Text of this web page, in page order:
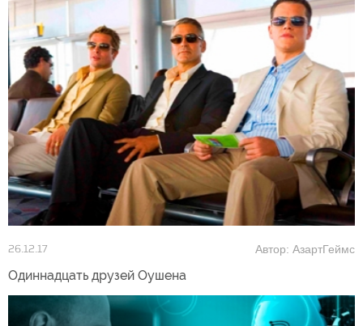
26.12.17 Автор: АзартГеймс
Одиннадцать друзей Оушена